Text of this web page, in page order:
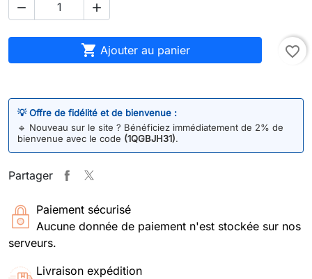
 
 Ajouter au panier favorite_border
💡 Offre de fidélité et de bienvenue :
🔹 Nouveau sur le site ? Bénéficiez immédiatement de 2% de
bienvenue avec le code (1QGBJH31).
Partager
Paiement sécurisé
Aucune donnée de paiement n'est stockée sur nos
serveurs.
Livraison expédition